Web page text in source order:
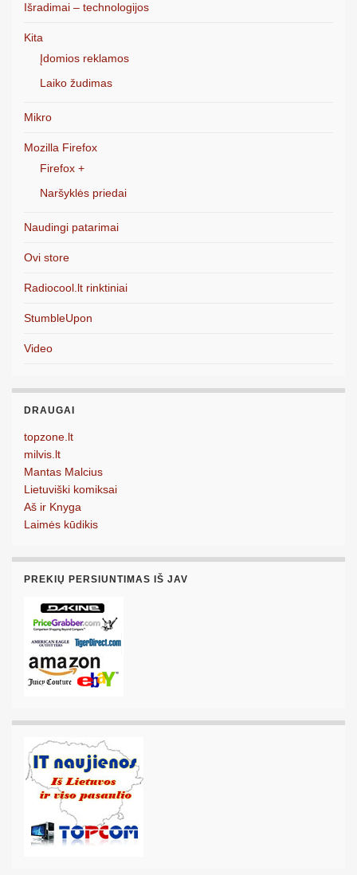
Išradimai – technologijos
Kita
Įdomios reklamos
Laiko žudimas
Mikro
Mozilla Firefox
Firefox +
Naršyklės priedai
Naudingi patarimai
Ovi store
Radiocool.lt rinktiniai
StumbleUpon
Video
DRAUGAI
topzone.lt
milvis.lt
Mantas Malcius
Lietuviški komiksai
Aš ir Knyga
Laimės kūdikis
PREKIŲ PERSIUNTIMAS IŠ JAV